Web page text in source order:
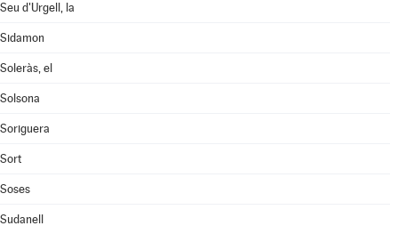
Seu d'Urgell, la
Sidamon
Soleràs, el
Solsona
Soriguera
Sort
Soses
Sudanell